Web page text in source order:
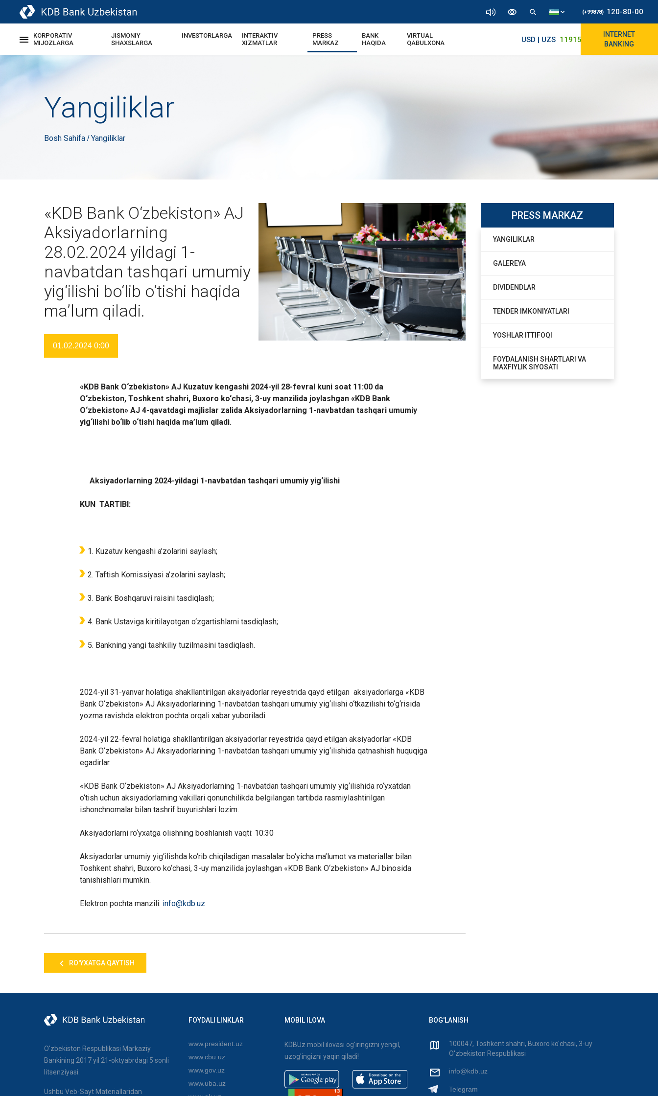
(+99878) 120-80-00
KORPORATIV
MIJOZLARGA
JISMONIY
SHAXSLARGA
INVESTORLARGA
INTERAKTIV
XIZMATLAR
PRESS
MARKAZ
BANK
HAQIDA
VIRTUAL
QABULXONA
USD | UZS 11915.64 11890/12010
INTERNET
BANKING
Yangiliklar
Bosh Sahifa /Yangiliklar
«KDB Bank O‘zbekiston» AJ
Aksiyadorlarning
28.02.2024 yildagi 1-
navbatdan tashqari umumiy
yig‘ilishi bo‘lib o‘tishi haqida
ma’lum qiladi.
01.02.2024 0:00
«KDB Bank O‘zbekiston» AJ Kuzatuv kengashi 2024-yil 28-fevral kuni soat 11:00 da
O‘zbekiston, Toshkent shahri, Buxoro ko‘chasi, 3-uy manzilidajoylashgan «KDB Bank
O‘zbekiston» AJ 4-qavatdagimajlislar zalida Aksiyadorlarning 1-navbatdan tashqari umumiy
yig‘ilishi bo‘lib o‘tishi haqida ma’lum qiladi.
Aksiyadorlarning 2024-yildagi 1-navbatdan tashqari umumiy yig‘ilishi
KUN TARTIBI:
Kuzatuv kengashi a’zolarini saylash;
Taftish Komissiyasi a’zolarini saylash;
Bank Boshqaruvi raisini tasdiqlash;
Bank Ustaviga kiritilayotgan o‘zgartishlarni tasdiqlash;
Bankning yangi tashkiliy tuzilmasini tasdiqlash.
2024-yil 31-yanvar holatiga shakllantirilgan aksiyadorlar reyestrida qayd etilgan aksiyadorlarga «KDB
Bank O‘zbekiston» AJ Aksiyadorlarining 1-navbatdan tashqari umumiy yig‘ilishi o‘tkazilishi to‘g‘risida
yozma ravishda elektron pochta orqali xabar yuboriladi.
2024-yil 22-fevral holatiga shakllantirilgan aksiyadorlar reyestrida qayd etilgan aksiyadorlar «KDB
Bank O‘zbekiston» AJ Aksiyadorlarining 1-navbatdan tashqari umumiy yig‘ilishida qatnashish huquqiga
egadirlar.
«KDB Bank O‘zbekiston» AJ Aksiyadorlarning 1-navbatdan tashqari umumiy yig‘ilishida ro‘yxatdan
o‘tish uchun aksiyadorlarning vakillari qonunchilikda belgilangan tartibda rasmiylashtirilgan
ishonchnomalar bilan tashrif buyurishlari lozim.
Aksiyadorlarni ro‘yxatga olishning boshlanish vaqti: 10:30
Aksiyadorlar umumiy yig‘ilishda ko‘rib chiqiladigan masalalar bo‘yicha ma’lumot va materiallar bilan
Toshkent shahri, Buxoro ko‘chasi, 3-uy manzilida joylashgan «KDB Bank O‘zbekiston» AJ binosida
tanishishlari mumkin.
Elektron pochta manzili: info@kdb.uz
RO'YXATGA QAYTISH
PRESS MARKAZ
YANGILIKLAR
GALEREYA
DIVIDENDLAR
TENDER IMKONIYATLARI
YOSHLAR ITTIFOQI
FOYDALANISH SHARTLARI VA
MAXFIYLIK SIYOSATI
O'zbekiston Respublikasi Markaziy
Bankining 2017 yil 21-oktyabrdagi 5 sonli
litsenziyasi.
Ushbu Veb-Sayt Materiallaridan
FOYDALI LINKLAR
www.president.uz
www.cbu.uz
www.gov.uz
www.uba.uz
MOBIL ILOVA
KDBUz mobil ilovasi og'iringizni yengil,
uzog'ingizni yaqin qiladi!
BOG'LANISH
100047, Toshkent shahri, Buxoro ko'chasi, 3-uy
O'zbekiston Respublikasi
info@kdb.uz
Telegram